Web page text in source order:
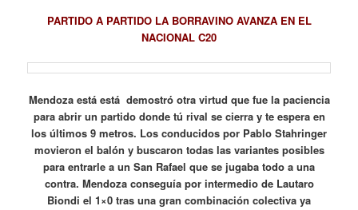
PARTIDO A PARTIDO LA BORRAVINO AVANZA EN EL
NACIONAL C20
Mendoza está está demostró otra virtud que fue la paciencia
para abrir un partido donde tú rival se cierra y te espera en
los últimos 9 metros. Los conducidos por Pablo Stahringer
movieron el balón y buscaron todas las variantes posibles
para entrarle a un San Rafael que se jugaba todo a una
contra. Mendoza conseguía por intermedio de Lautaro
Biondi el 1×0 tras una gran combinación colectiva ya